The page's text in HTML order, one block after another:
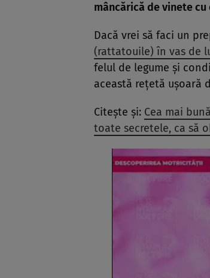
mâncărică de vinete cu
Dacă vrei să faci un
(rattatouile) în vas de
felul de legume și
această rețetă ușoară
Citește și: Cea mai
toate secretele, ca să